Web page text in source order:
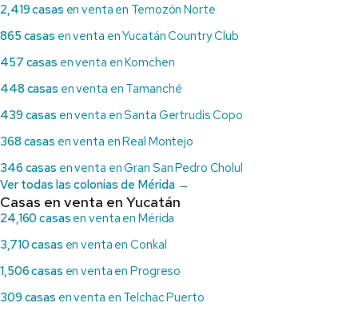
2,419 casas en venta en Temozón Norte
865 casas en venta en Yucatán Country Club
457 casas en venta en Komchen
448 casas en venta en Tamanché
439 casas en venta en Santa Gertrudis Copo
368 casas en venta en Real Montejo
346 casas en venta en Gran San Pedro Cholul
Ver todas las colonias de Mérida →
Casas en venta en Yucatán
24,160 casas en venta en Mérida
3,710 casas en venta en Conkal
1,506 casas en venta en Progreso
309 casas en venta en Telchac Puerto